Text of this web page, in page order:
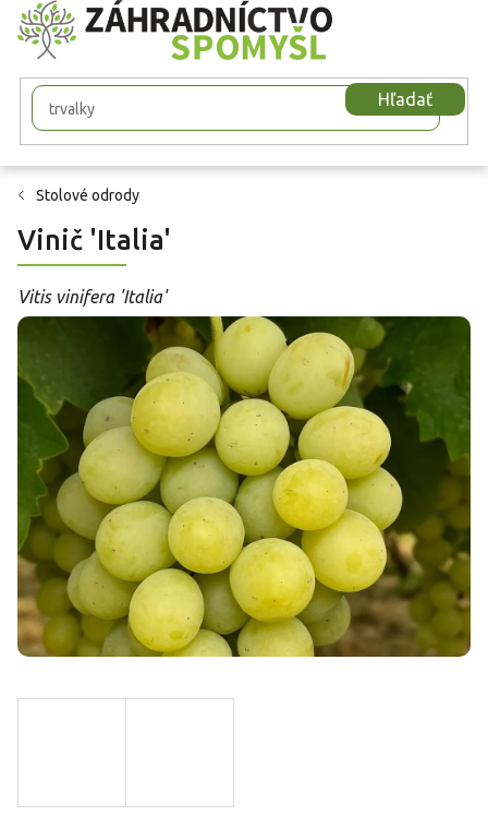
Prejsť
na
obsah
Hľadať
Stolové odrody
Vinič 'Italia'
Vitis vinifera 'Italia'